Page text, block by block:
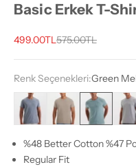
Basic Erkek T-
İndirimli fiyat
499.00TLNormal fiyat
575.00TL
Renk Seçenekleri:Green
Blue MelangeCoffe Melange
Green
%48 Better Cotton %47
Regular Fit